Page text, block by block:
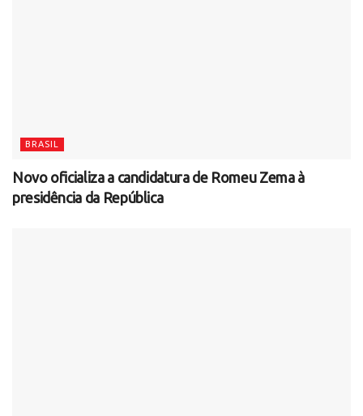
BRASIL
Novo oficializa a candidatura de Romeu Zema à
presidência da República